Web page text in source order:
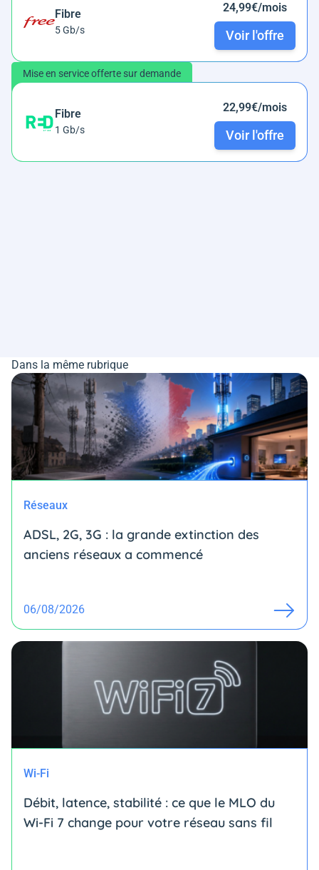
Fibre
5 Gb/s
24,99€/mois
Voir l'offre
Mise en service offerte sur demande
Fibre
1 Gb/s
22,99€/mois
Voir l'offre
Dans la même rubrique
Réseaux
ADSL, 2G, 3G : la grande extinction des
anciens réseaux a commencé
06/08/2026
Wi-Fi
Débit, latence, stabilité : ce que le MLO du
Wi-Fi 7 change pour votre réseau sans fil